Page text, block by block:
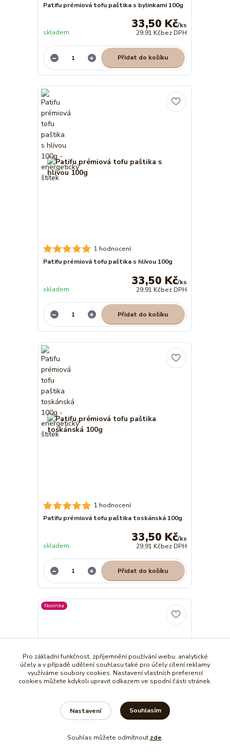
Patifu prémiová tofu paštika s bylinkami 100g
33,50 Kč/ks
29,91 Kčbez DPH
skladem
Přidat do košíku
1 hodnocení
Patifu prémiová tofu paštika s hlívou 100g
33,50 Kč/ks
29,91 Kčbez DPH
skladem
Přidat do košíku
1 hodnocení
Patifu prémiová tofu paštika toskánská 100g
33,50 Kč/ks
29,91 Kčbez DPH
skladem
Přidat do košíku
Novinka
Pro základní funkčnost, zpříjemnění používání webu, analytické
účely a v případě udělení souhlasu také pro účely cílení reklamy
využíváme soubory cookies. Nastavení vlastních preferencí
cookies můžete kdykoli upravit odkazem ve spodní části stránek.
Nastavení Souhlasím
Souhlas můžete odmítnout zde.